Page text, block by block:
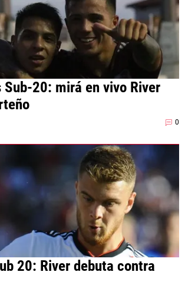
20: mirá en vivo River
0
20: River debuta contra